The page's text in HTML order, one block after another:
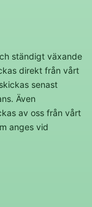
ständigt växande
direkt från vårt
senast
Även
av oss från vårt
anges vid